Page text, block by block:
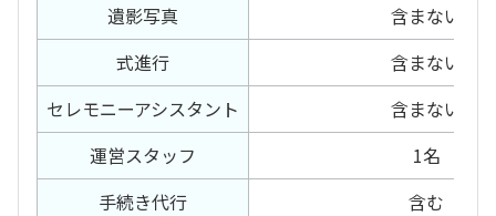
遺影写真
含まない
式進行
含まない
セレモニーアシスタント
含まない
運営スタッフ
1名
手続き代行
含む